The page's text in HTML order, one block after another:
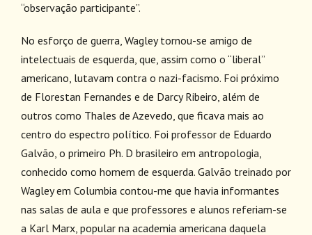
“observação participante”.
No esforço de guerra, Wagley tornou-se amigo de
intelectuais de esquerda, que, assim como o “liberal”
americano, lutavam contra o nazi-facismo. Foi próximo
de Florestan Fernandes e de Darcy Ribeiro, além de
outros como Thales de Azevedo, que ficava mais ao
centro do espectro político. Foi professor de Eduardo
Galvão, o primeiro Ph. D brasileiro em antropologia,
conhecido como homem de esquerda. Galvão treinado por
Wagley em Columbia contou-me que havia informantes
nas salas de aula e que professores e alunos referiam-se
a Karl Marx, popular na academia americana daquela